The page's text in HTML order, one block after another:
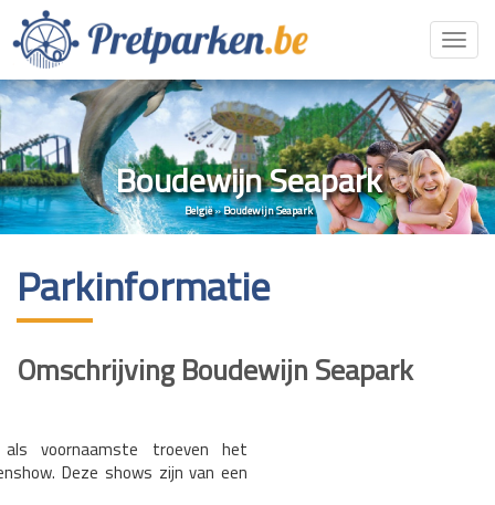
Boudewijn Seapark
België»Boudewijn Seapark
Parkinformatie
Omschrijving Boudewijn Seapark
voornaamste troeven het
Deze shows zijn van een